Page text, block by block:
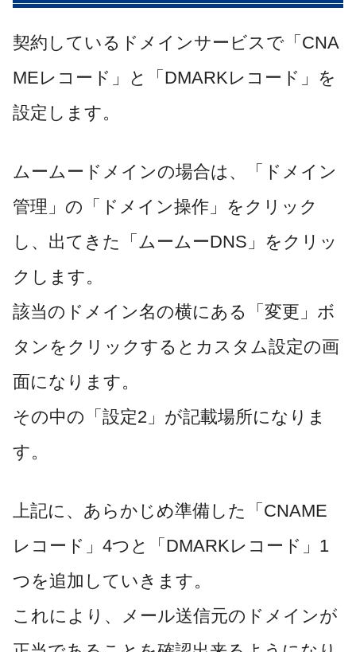
契約しているドメインサービスで「CNA
MEレコード」と「DMARKレコード」を
設定します。
ムームードメインの場合は、「ドメイン
管理」の「ドメイン操作」をクリック
し、出てきた「ムームーDNS」をクリッ
クします。
該当のドメイン名の横にある「変更」ボ
タンをクリックするとカスタム設定の画
面になります。
その中の「設定2」が記載場所になりま
す。
上記に、あらかじめ準備した
「CNAME
レコード」4つと「DMARKレコード」1
つを追加していきます。
これにより、メール送信元のドメインが